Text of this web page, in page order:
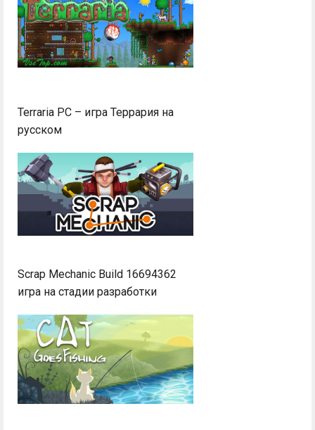
Terraria PC – игра Террария на
русском
Scrap Mechanic Build 16694362
игра на стадии разработки